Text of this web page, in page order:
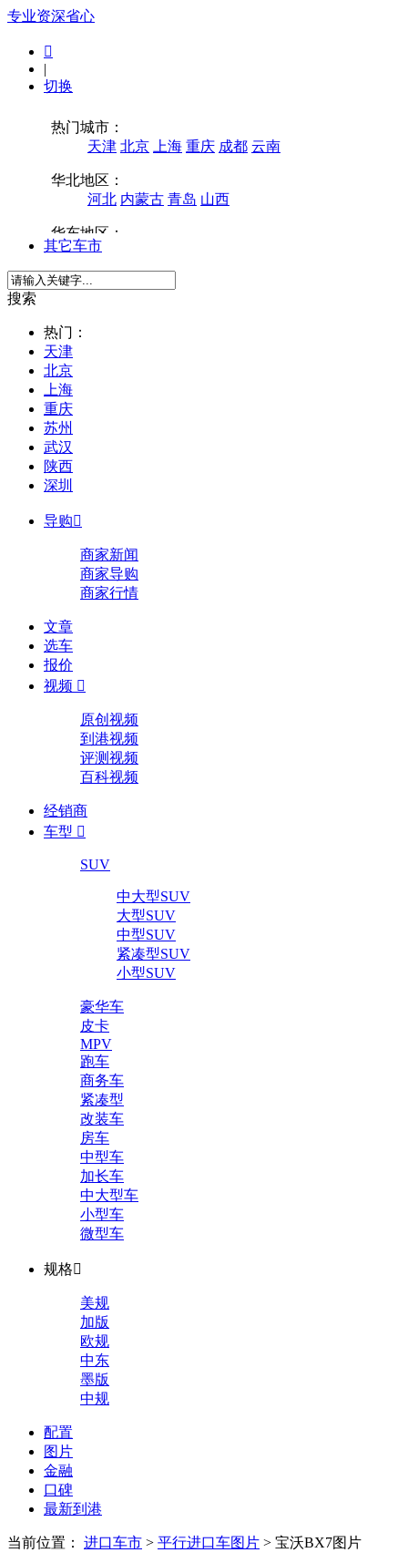
专业资深省心

|
切换
其它车市
搜索
热门：
天津
北京
上海
重庆
苏州
武汉
陕西
深圳
导购
商家新闻
商家导购
商家行情
文章
选车
报价
视频 
原创视频
到港视频
评测视频
百科视频
经销商
车型 
SUV
中大型SUV
大型SUV
中型SUV
紧凑型SUV
小型SUV
豪华车
皮卡
MPV
跑车
商务车
紧凑型
改装车
房车
中型车
加长车
中大型车
小型车
微型车
规格
美规
加版
欧规
中东
墨版
中规
配置
图片
金融
口碑
最新到港
当前位置： 进口车市 > 平行进口车图片 > 宝沃BX7图片